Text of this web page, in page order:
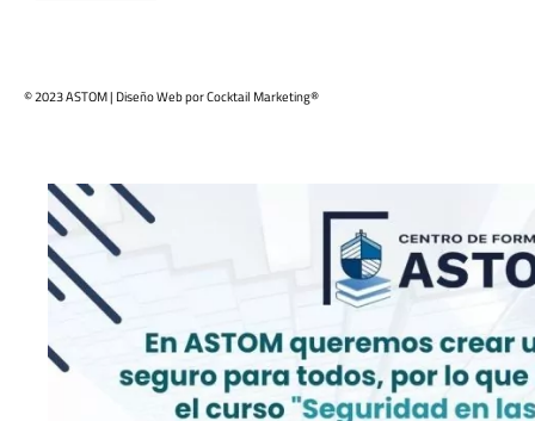
© 2023 ASTOM | Diseño Web porCocktail Marketing®